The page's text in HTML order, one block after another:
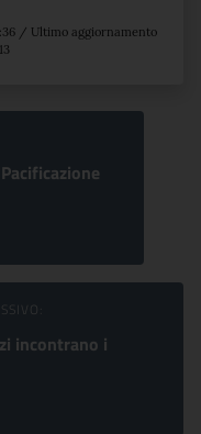
/ Ultimo aggiornamento
incontrano i